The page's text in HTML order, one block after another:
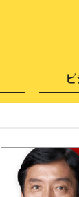
芸能・エンタメ